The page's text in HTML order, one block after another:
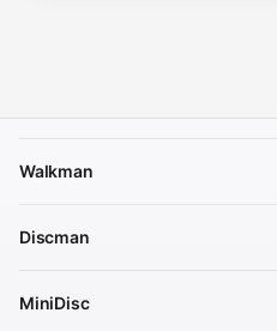
Walkman
Discman
MiniDisc